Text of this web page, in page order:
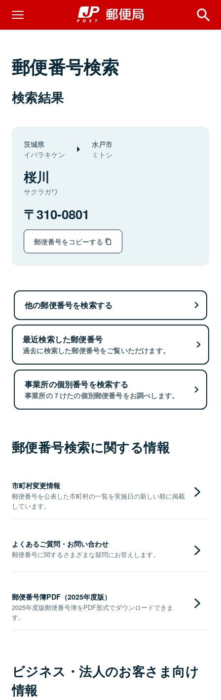
郵便番号検索
検索結果
茨城県
イバラキケン
水戸市
ミトシ
桜川
サクラガワ
310-0801
郵便番号をコピーする
他の郵便番号を検索する
最近検索した郵便番号
過去に検索した郵便番号をご覧いただけます。
事業所の個別番号を検索する
事業所の７けたの個別郵便番号をお調べします。
郵便番号検索に関する情報
市町村変更情報
郵便番号を公表した市町村の一覧を実施日の新しい順に掲載
しています。
よくあるご質問・お問い合わせ
郵便番号に関するさまざまな疑問にお答えします。
郵便番号簿PDF（2025年度版）
2025年度版郵便番号簿をPDF形式でダウンロードできま
す。
ビジネス・法人のお客さま向け
情報